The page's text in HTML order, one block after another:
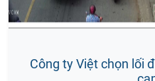
Công ty Việt chọn lối